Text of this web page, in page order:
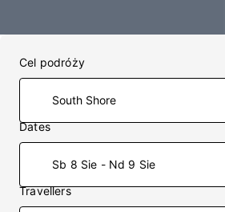
Cel podróży
Dates
Sb 8 Sie - Nd 9 Sie
Travellers